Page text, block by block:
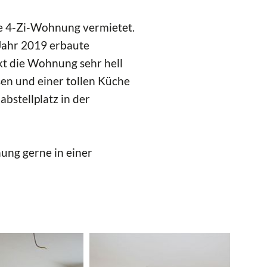
4-Zi-Wohnung vermietet.
2019 erbaute
die Wohnung sehr hell
und einer tollen Küche
in der
gerne in einer